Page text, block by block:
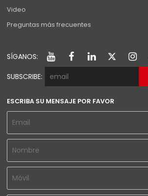
Video
Preguntas más frecuentes
SÍGANOS:
SUBSCRIBE:
ESCRIBA SU MENSAJE POR FAVOR